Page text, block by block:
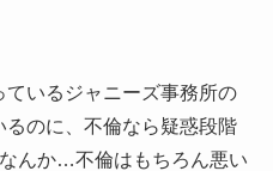
いるジャニーズ事務所の
のに、不倫なら疑惑段階
んか…不倫はもちろん悪い